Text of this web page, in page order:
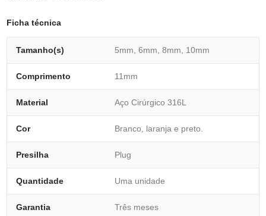
Ficha técnica
Tamanho(s) 5mm, 6mm, 8mm, 10mm
Comprimento 11mm
Material Aço Cirúrgico 316L
Cor Branco, laranja e preto.
Presilha Plug
Quantidade Uma unidade
Garantia Três meses